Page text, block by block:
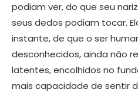
podiam ver, do que seu
seus dedos podiam tocar.
instante, de que o ser
desconhecidos, ainda não
latentes, encolhidos no
mais capacidade de sentir